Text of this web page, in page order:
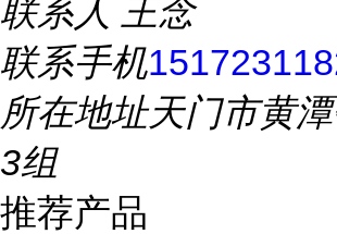
联系人 王念
联系手机
所在地址天门市黄
3组
推荐产品